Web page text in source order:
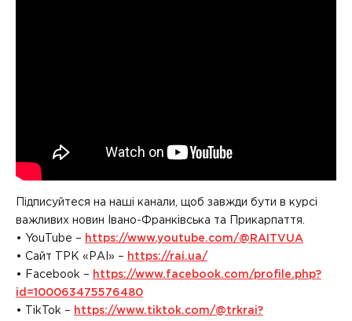
Підписуйтеся на наші канали, щоб завжди бути в курсі
важливих новин Івано-Франківська та Прикарпаття.
• YouTube – https://www.youtube.com/@RAITVUA
• Сайт ТРК «РАІ» – https://rai.ua/
• Facebook – https://www.facebook.com/profile.php?
id=100063475576480
• TikTok – https://www.tiktok.com/@trkrai?